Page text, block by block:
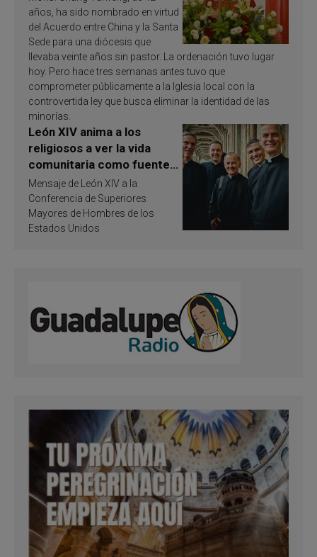
años, ha sido nombrado en virtud
del Acuerdo entre China y la Santa
Sede para una diócesis que
llevaba veinte años sin pastor. La ordenación tuvo lugar
hoy. Pero hace tres semanas antes tuvo que
comprometer públicamente a la Iglesia local con la
controvertida ley que busca eliminar la identidad de las
minorías.
León XIV anima a los
religiosos a ver la vida
comunitaria como fuente
de inspiración y
santificación
Mensaje de León XIV a la
Conferencia de Superiores
Mayores de Hombres de los
Estados Unidos